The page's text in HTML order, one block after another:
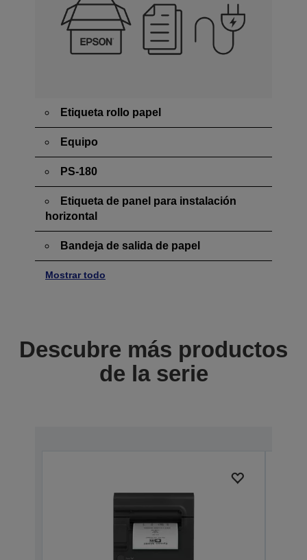
Etiqueta rollo papel
Equipo
PS-180
Etiqueta de panel para instalación
horizontal
Bandeja de salida de papel
Mostrar todo
Descubre más productos
de la serie